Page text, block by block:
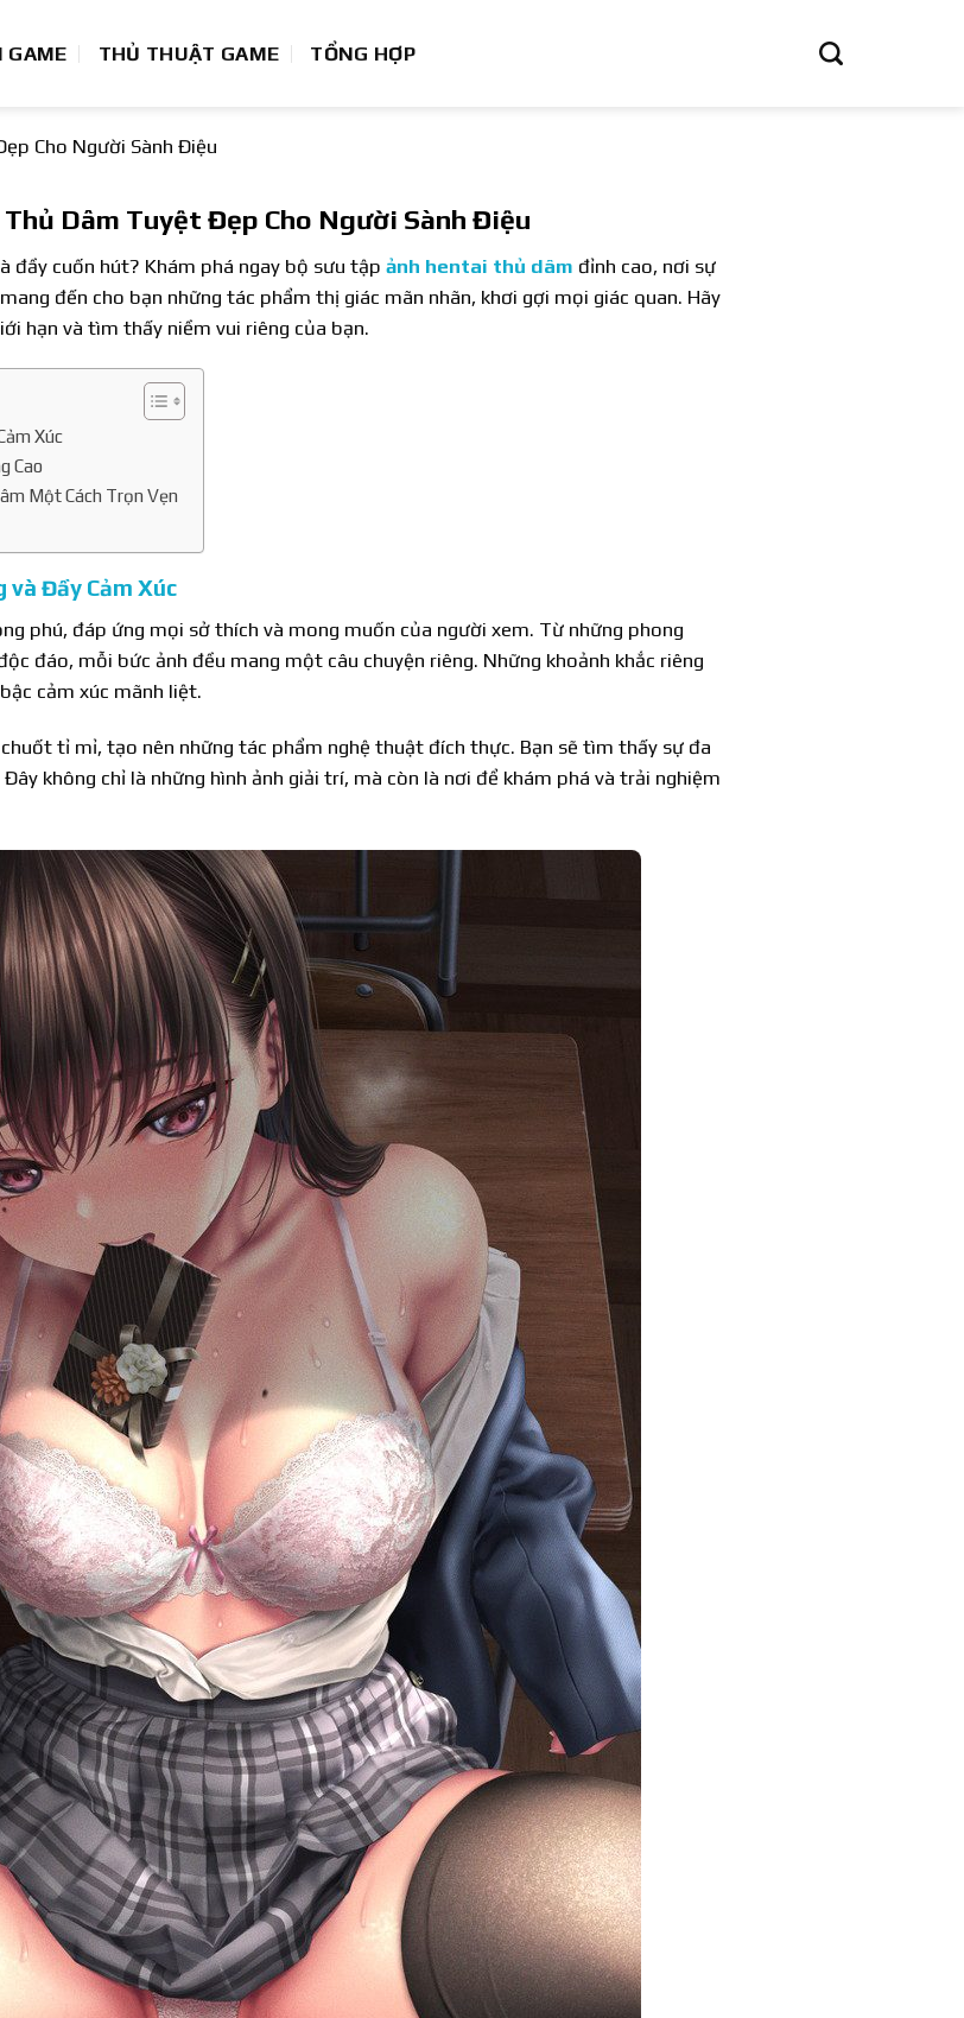
GAME THỦ THUẬT GAME TỔNG HỢP
Cho Người Sành Điệu
Dâm Tuyệt Đẹp Cho Người Sành Điệu
đầy cuốn hút? Khám phá ngay bộ sưu tập ảnh hentai thủ dâm đỉnh cao, nơi sự
đến cho bạn những tác phẩm thị giác mãn nhãn, khơi gợi mọi giác quan. Hãy
hạn và tìm thấy niềm vui riêng của bạn.
Xúc
Cao
Một Cách Trọn Vẹn
và Đầy Cảm Xúc
phú, đáp ứng mọi sở thích và mong muốn của người xem. Từ những phong
đáo, mỗi bức ảnh đều mang một câu chuyện riêng. Những khoảnh khắc riêng
cảm xúc mãnh liệt.
tỉ mỉ, tạo nên những tác phẩm nghệ thuật đích thực. Bạn sẽ tìm thấy sự đa
không chỉ là những hình ảnh giải trí, mà còn là nơi để khám phá và trải nghiệm